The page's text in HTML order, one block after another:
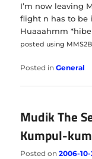
I’m now leaving
flight n has to be
Huaaahmm
posted using
Posted in General
Mudik The
Kumpul-
Posted on2006-